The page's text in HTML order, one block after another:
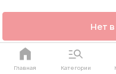
Нет
Главная Категории